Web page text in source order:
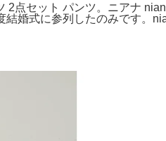
点セット パンツ。ニアナ
婚式に参列したのみです。